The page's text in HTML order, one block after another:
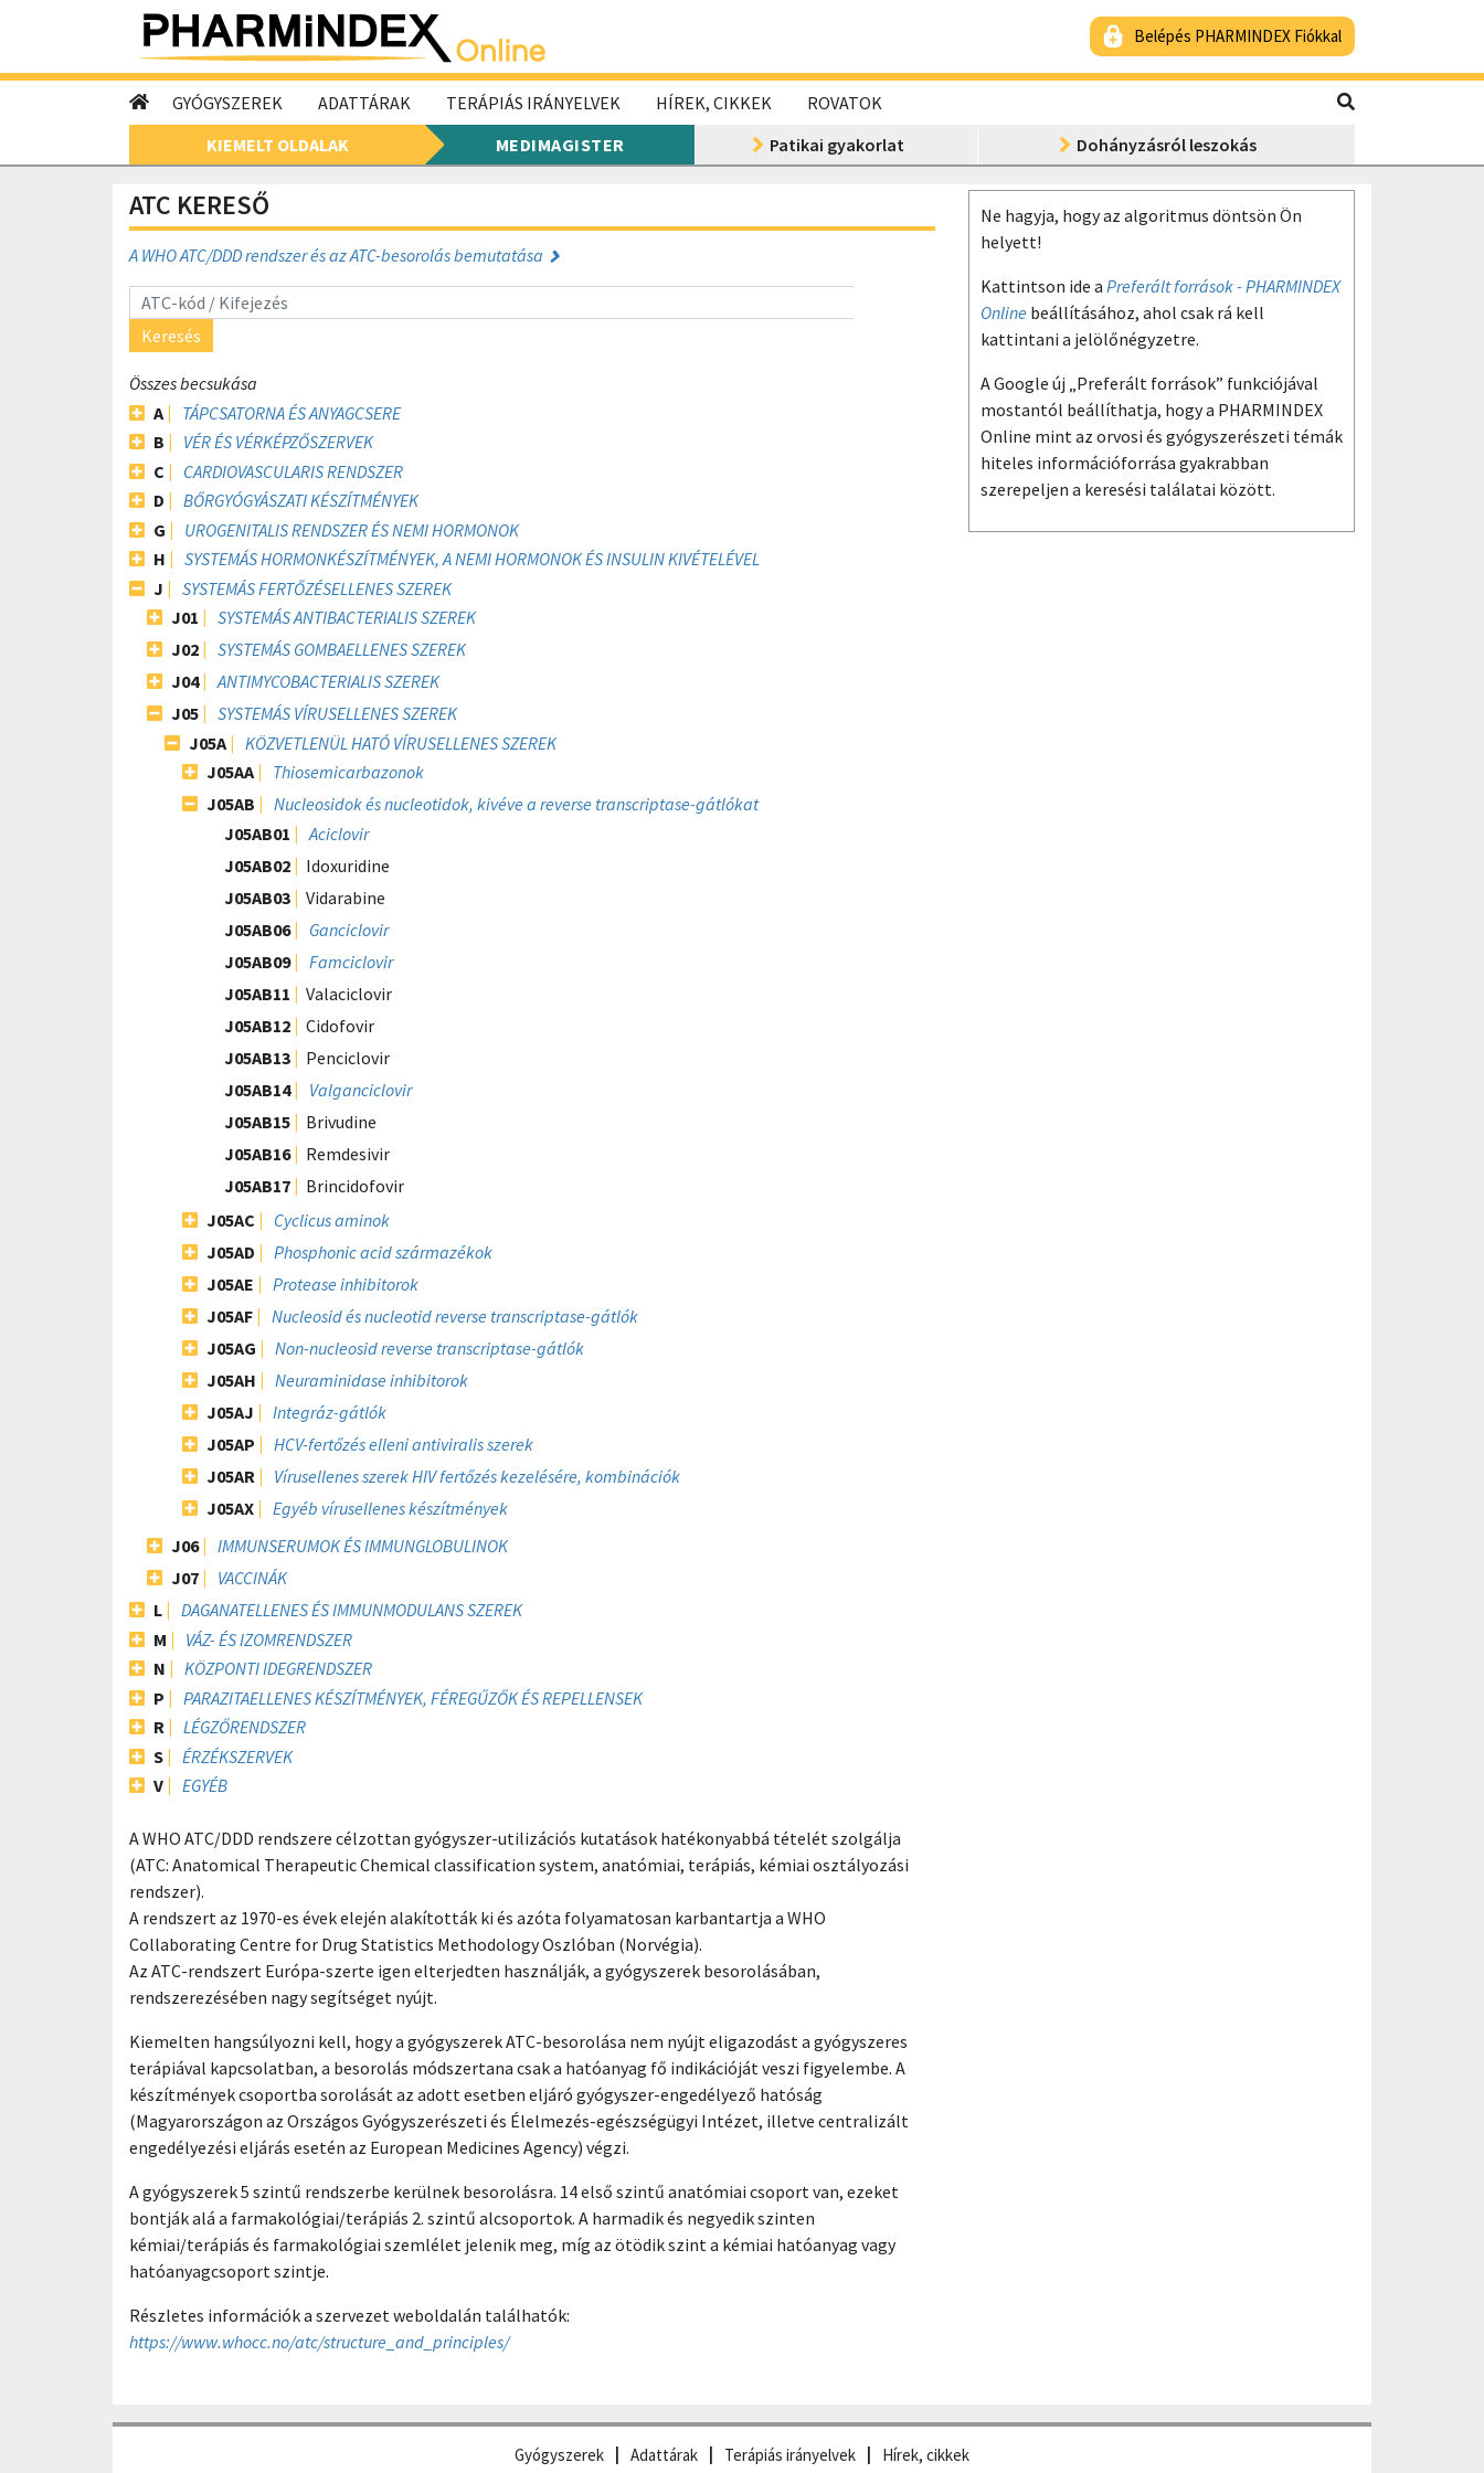
Belépés PHARMINDEX Fiókkal
GYÓGYSZEREK ADATTÁRAK TERÁPIÁS IRÁNYELVEK HÍREK, CIKKEK
ROVATOK
KIEMELT OLDALAK
MEDIMAGISTER Patikai gyakorlat Dohányzásról leszokás
ATC KERESŐ
A WHO ATC/DDD rendszer és az ATC-besorolás bemutatása
Keresés
Összes becsukása
A
TÁPCSATORNA ÉS ANYAGCSERE
B
VÉR ÉS VÉRKÉPZŐSZERVEK
C
CARDIOVASCULARIS RENDSZER
D
BŐRGYÓGYÁSZATI KÉSZÍTMÉNYEK
G
UROGENITALIS RENDSZER ÉS NEMI HORMONOK
H
SYSTEMÁS HORMONKÉSZÍTMÉNYEK, A NEMI HORMONOK ÉS INSULIN KIVÉTELÉVEL
J
SYSTEMÁS FERTŐZÉSELLENES SZEREK
J01
SYSTEMÁS ANTIBACTERIALIS SZEREK
J02
SYSTEMÁS GOMBAELLENES SZEREK
J04
ANTIMYCOBACTERIALIS SZEREK
J05
SYSTEMÁS VÍRUSELLENES SZEREK
J05A
KÖZVETLENÜL HATÓ VÍRUSELLENES SZEREK
J05AA
Thiosemicarbazonok
J05AB
Nucleosidok és nucleotidok, kivéve a reverse transcriptase-gátlókat
J05AB01
Aciclovir
J05AB02
Idoxuridine
J05AB03
Vidarabine
J05AB06
Ganciclovir
J05AB09
Famciclovir
J05AB11
Valaciclovir
J05AB12
Cidofovir
J05AB13
Penciclovir
J05AB14
Valganciclovir
J05AB15
Brivudine
J05AB16
Remdesivir
J05AB17
Brincidofovir
J05AC
Cyclicus aminok
J05AD
Phosphonic acid származékok
J05AE
Protease inhibitorok
J05AF
Nucleosid és nucleotid reverse transcriptase-gátlók
J05AG
Non-nucleosid reverse transcriptase-gátlók
J05AH
Neuraminidase inhibitorok
J05AJ
Integráz-gátlók
J05AP
HCV-fertőzés elleni antiviralis szerek
J05AR
Vírusellenes szerek HIV fertőzés kezelésére, kombinációk
J05AX
Egyéb vírusellenes készítmények
J06
IMMUNSERUMOK ÉS IMMUNGLOBULINOK
J07
VACCINÁK
L
DAGANATELLENES ÉS IMMUNMODULANS SZEREK
M
VÁZ- ÉS IZOMRENDSZER
N
KÖZPONTI IDEGRENDSZER
P
PARAZITAELLENES KÉSZÍTMÉNYEK, FÉREGŰZŐK ÉS REPELLENSEK
R
LÉGZŐRENDSZER
S
ÉRZÉKSZERVEK
V
EGYÉB
A WHO ATC/DDD rendszere célzottan gyógyszer-utilizációs kutatások hatékonyabbá tételét szolgálja
(ATC: Anatomical Therapeutic Chemical classification system, anatómiai, terápiás, kémiai osztályozási
rendszer).
A rendszert az 1970-es évek elején alakították ki és azóta folyamatosan karbantartja a WHO
Collaborating Centre for Drug Statistics Methodology Oszlóban (Norvégia).
Az ATC-rendszert Európa-szerte igen elterjedten használják, a gyógyszerek besorolásában,
rendszerezésében nagy segítséget nyújt.
Kiemelten hangsúlyozni kell, hogy a gyógyszerek ATC-besorolása nem nyújt eligazodást a gyógyszeres
terápiával kapcsolatban, a besorolás módszertana csak a hatóanyag fő indikációját veszi figyelembe. A
készítmények csoportba sorolását az adott esetben eljáró gyógyszer-engedélyező hatóság
(Magyarországon az Országos Gyógyszerészeti és Élelmezés-egészségügyi Intézet, illetve centralizált
engedélyezési eljárás esetén az European Medicines Agency) végzi.
A gyógyszerek 5 szintű rendszerbe kerülnek besorolásra. 14 első szintű anatómiai csoport van, ezeket
bontják alá a farmakológiai/terápiás 2. szintű alcsoportok. A harmadik és negyedik szinten
kémiai/terápiás és farmakológiai szemlélet jelenik meg, míg az ötödik szint a kémiai hatóanyag vagy
hatóanyagcsoport szintje.
Részletes információk a szervezet weboldalán találhatók:
https://www.whocc.no/atc/structure_and_principles/
Ne hagyja, hogy az algoritmus döntsön Ön
helyett!
Kattintson ide a Preferált források - PHARMINDEX
Online beállításához, ahol csak rá kell
kattintani a jelölőnégyzetre.
A Google új „Preferált források” funkciójával
mostantól beállíthatja, hogy a PHARMINDEX
Online mint az orvosi és gyógyszerészeti témák
hiteles információforrása gyakrabban
szerepeljen a keresési találatai között.
Gyógyszerek Adattárak Terápiás irányelvek Hírek, cikkek